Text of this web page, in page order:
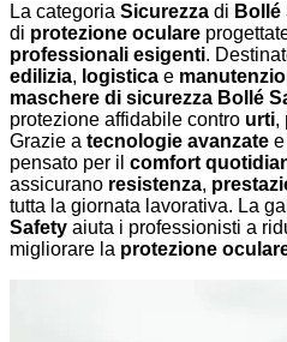
La categoria Sicurezza di Bollé
di protezione oculare
professionali esigenti.
edilizia, logistica e
maschere di sicurezza Bollé
protezione affidabile contro urti,
Grazie a tecnologie avanzate
pensato per il comfort
assicurano resistenza,
tutta la giornata lavorativa. La
Safety aiuta i professionisti a
migliorare la protezione